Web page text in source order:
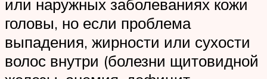
или наружных заболеваниях кожи
головы, но если проблема
выпадения, жирности или сухости
волос внутри (болезни щитовидной